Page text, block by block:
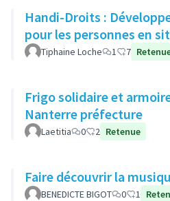
Handi-Droits :
pour les personnes en
Tiphaine Loche 1 7
Frigo solidaire et
Nanterre préfecture
Laetitia 0 2 Retenue
Faire découvrir la
BENEDICTE BIGOT 0 1